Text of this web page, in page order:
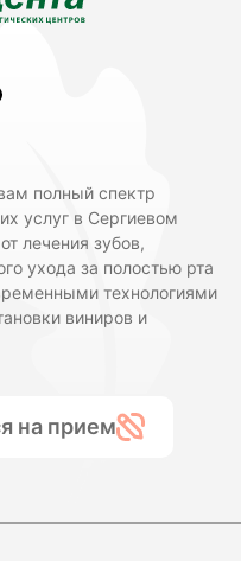
полный спектр
услуг в Сергиевом
лечения зубов,
ухода за полостью рта
технологиями
виниров и
на прием